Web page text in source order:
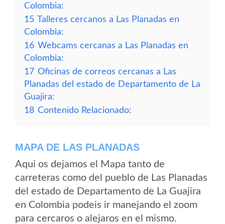
Colombia:
15 Talleres cercanos a Las Planadas en
Colombia:
16 Webcams cercanas a Las Planadas en
Colombia:
17 Oficinas de correos cercanas a Las
Planadas del estado de Departamento de La
Guajira:
18 Contenido Relacionado:
MAPA DE LAS PLANADAS
Aqui os dejamos el Mapa tanto de
carreteras como del pueblo de Las Planadas
del estado de Departamento de La Guajira
en Colombia podeis ir manejando el zoom
para cercaros o alejaros en el mismo.